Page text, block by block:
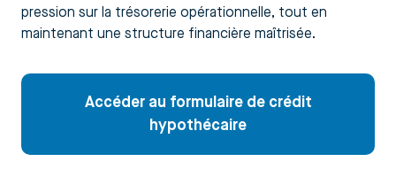
pression sur la trésorerie opérationnelle, tout en
maintenant une structure financière maîtrisée.
Accéder au formulaire de crédit
hypothécaire